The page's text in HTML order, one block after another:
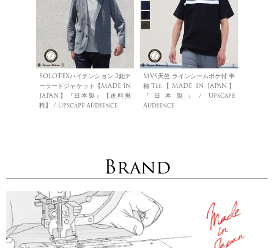
SOLOTEXハイテンション 2釦テ
ーラードジャケット【MADE IN
JAPAN】『日本製』【送料無
料】 / Upscape Audience
MVS天竺 ラインシームポケ付 半
袖Tee【MADE IN JAPAN】
『日本製』/ Upscape
Audience
Brand